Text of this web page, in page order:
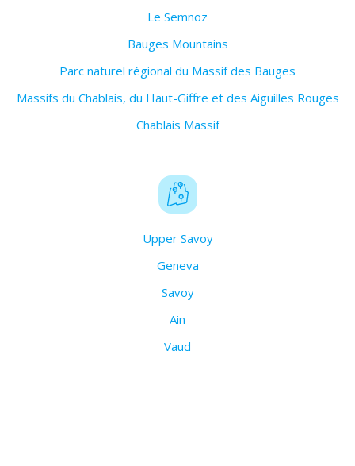
Le Semnoz
Bauges Mountains
Parc naturel régional du Massif des Bauges
Massifs du Chablais, du Haut-Giffre et des Aiguilles Rouges
Chablais Massif
Upper Savoy
Geneva
Savoy
Ain
Vaud